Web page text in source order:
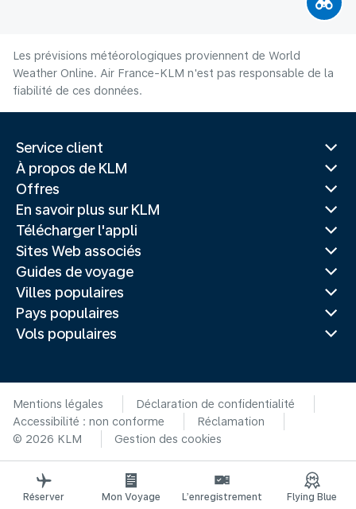
Les prévisions météorologiques proviennent de World
Weather Online. Air France-KLM n'est pas responsable de la
fiabilité de ces données.
Service client
À propos de KLM
Offres
En savoir plus sur KLM
Télécharger l'appli
Sites Web associés
Guides de voyage
Villes populaires
Pays populaires
Vols populaires
Mentions légales
Déclaration de confidentialité
Accessibilité : non conforme
Réclamation
© 2026 KLM
Gestion des cookies
Réserver Mon Voyage L’enregistrement Flying Blue